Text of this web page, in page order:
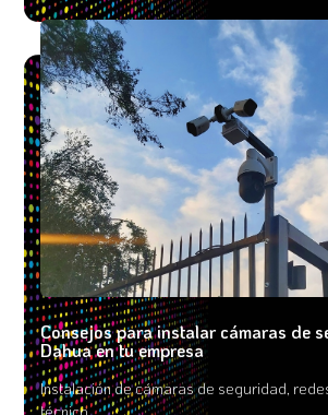
Consejos para instalar cámaras de
Dahua en tu empresa
Instalación de cámaras de seguridad,